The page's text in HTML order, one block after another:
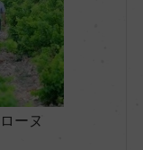
ーヌ